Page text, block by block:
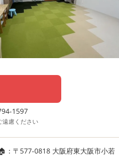
1597
遠慮ください
：〒577-0818 大阪府東大阪市小若